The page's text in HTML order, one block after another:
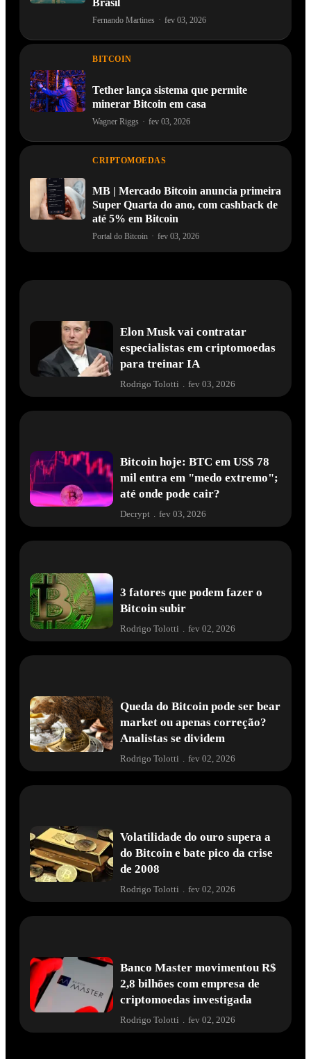
Brasil
Fernando Martines · fev 03, 2026
BITCOIN
Tether lança sistema que permite
minerar Bitcoin em casa
Wagner Riggs · fev 03, 2026
CRIPTOMOEDAS
MB | Mercado Bitcoin anuncia primeira
Super Quarta do ano, com cashback de
até 5% em Bitcoin
Portal do Bitcoin · fev 03, 2026
Elon Musk vai contratar
especialistas em criptomoedas
para treinar IA
Rodrigo Tolotti fev 03, 2026
Bitcoin hoje: BTC em US$ 78
mil entra em "medo extremo";
até onde pode cair?
Decrypt . fev 03, 2026
3 fatores que podem fazer o
Bitcoin subir
Rodrigo Tolotti fev 02, 2026
Queda do Bitcoin pode ser bear
market ou apenas correção?
Analistas se dividem
Rodrigo Tolotti . fev 02, 2026
Volatilidade do ouro supera a
do Bitcoin e bate pico da crise
de 2008
Rodrigo Tolotti . fev 02, 2026
Banco Master movimentou R$
2,8 bilhões com empresa de
criptomoedas investigada
Rodrigo Tolotti fev 02, 2026